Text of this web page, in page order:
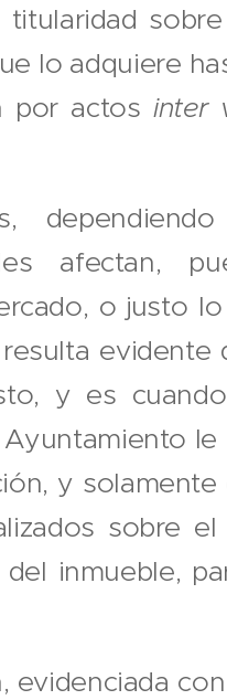
lo adquiere
por actosinter
afectan,
o justo
evidente
y es
le
y solamente
sobre el
inmueble,
evidenciada